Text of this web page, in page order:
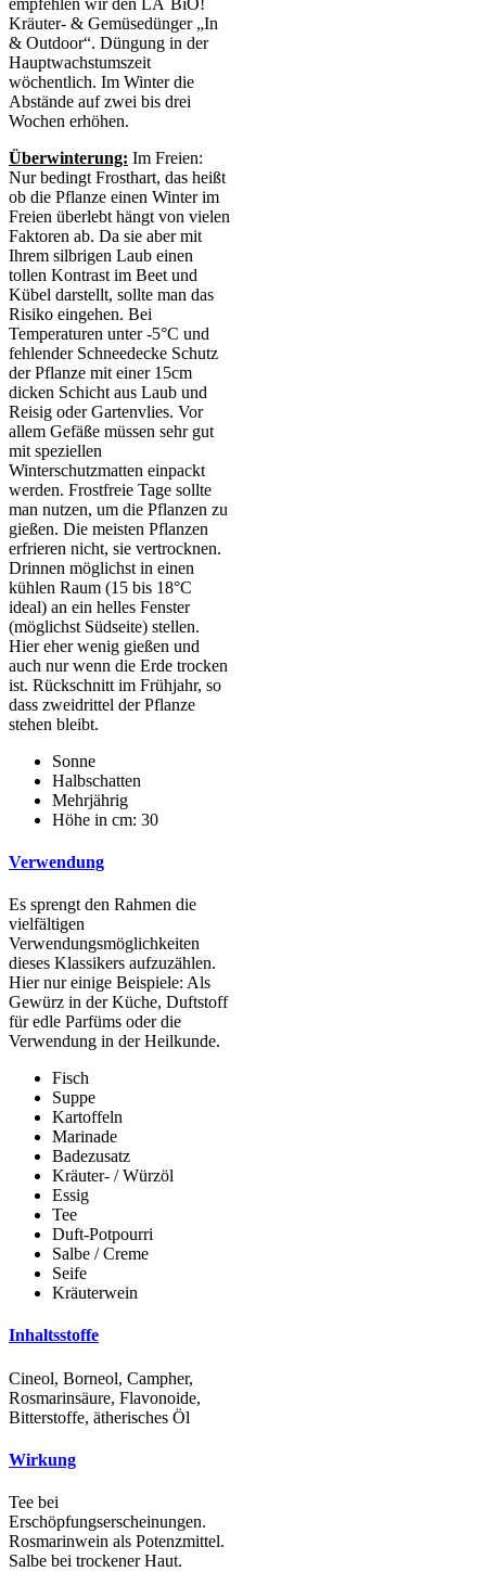
Kräuter- & Gemüsedünger „In
& Outdoor“. Düngung in der
Hauptwachstumszeit
wöchentlich. Im Winter die
Abstände auf zwei bis drei
Wochen erhöhen.
Überwinterung: Im Freien:
Nur bedingt Frosthart, das heißt
ob die Pflanze einen Winter im
Freien überlebt hängt von vielen
Faktoren ab. Da sie aber mit
Ihrem silbrigen Laub einen
tollen Kontrast im Beet und
Kübel darstellt, sollte man das
Risiko eingehen. Bei
Temperaturen unter -5°C und
fehlender Schneedecke Schutz
der Pflanze mit einer 15cm
dicken Schicht aus Laub und
Reisig oder Gartenvlies. Vor
allem Gefäße müssen sehr gut
mit speziellen
Winterschutzmatten einpackt
werden. Frostfreie Tage sollte
man nutzen, um die Pflanzen zu
gießen. Die meisten Pflanzen
erfrieren nicht, sie vertrocknen.
Drinnen möglichst in einen
kühlen Raum (15 bis 18°C
ideal) an ein helles Fenster
(möglichst Südseite) stellen.
Hier eher wenig gießen und
auch nur wenn die Erde trocken
ist. Rückschnitt im Frühjahr, so
dass zweidrittel der Pflanze
stehen bleibt.
Sonne
Halbschatten
Mehrjährig
Höhe in cm: 30
Verwendung
Es sprengt den Rahmen die
vielfältigen
Verwendungsmöglichkeiten
dieses Klassikers aufzuzählen.
Hier nur einige Beispiele: Als
Gewürz in der Küche, Duftstoff
für edle Parfüms oder die
Verwendung in der Heilkunde.
Fisch
Suppe
Kartoffeln
Marinade
Badezusatz
Kräuter- / Würzöl
Essig
Tee
Duft-Potpourri
Salbe / Creme
Seife
Kräuterwein
Inhaltsstoffe
Cineol, Borneol, Campher,
Rosmarinsäure, Flavonoide,
Bitterstoffe, ätherisches Öl
Wirkung
Tee bei
Erschöpfungserscheinungen.
Rosmarinwein als Potenzmittel.
Salbe bei trockener Haut.